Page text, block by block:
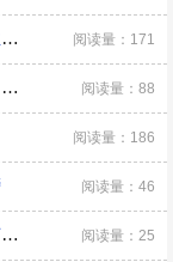
九月初九出生是佛家的孩子吗 九月初九出生有什么说法 阅读量：171
周公解梦：梦里有大师给自己算命代表什么 是好兆头吗？ 阅读量：88
阅读量：186
阅读量：46
分析十二星座风象火象土象水象都是哪些 有什么优缺点 阅读量：25